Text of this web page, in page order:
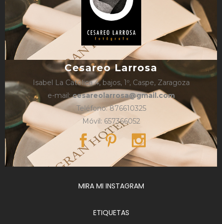
Cesareo Larrosa
Isabel La Católica 4, bajos, 1º, Caspe, Zaragoza
e-mail:cesareolarrosa@gmail.com
Teléfono: 876610325
Móvil: 657366052
MIRA MI INSTAGRAM
ETIQUETAS